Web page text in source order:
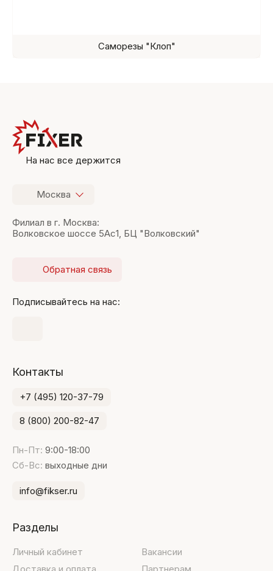
Саморезы "Клоп"
На нас все держится
Москва
Филиал в г. Москва:
Волковское шоссе 5Ас1, БЦ "Волковский"
Обратная связь
Подписывайтесь на нас:
Контакты
+7 (495) 120-37-79
8 (800) 200-82-47
Пн-Пт: 9:00-18:00
Сб-Вс: выходные дни
info@fikser.ru
Разделы
Личный кабинет
Вакансии